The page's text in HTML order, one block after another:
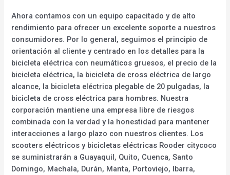
Ahora contamos con un equipo capacitado y de alto
rendimiento para ofrecer un excelente soporte a nuestros
consumidores. Por lo general, seguimos el principio de
orientación al cliente y centrado en los detalles para la
bicicleta eléctrica con neumáticos gruesos, el precio de la
bicicleta eléctrica, la bicicleta de cross eléctrica de largo
alcance, la bicicleta eléctrica plegable de 20 pulgadas, la
bicicleta de cross eléctrica para hombres. Nuestra
corporación mantiene una empresa libre de riesgos
combinada con la verdad y la honestidad para mantener
interacciones a largo plazo con nuestros clientes. Los
scooters eléctricos y bicicletas eléctricas Rooder citycoco
se suministrarán a Guayaquil, Quito, Cuenca, Santo
Domingo, Machala, Durán, Manta, Portoviejo, Ibarra,